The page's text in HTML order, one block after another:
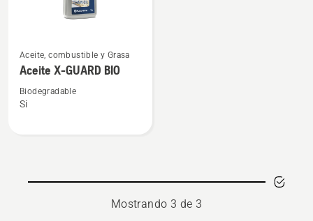
más
detalles
sobre
Aceite
Aceite, combustible y Grasa
Aceite X-GUARD BIO
Biodegradable
Si
Mostrando 3 de 3